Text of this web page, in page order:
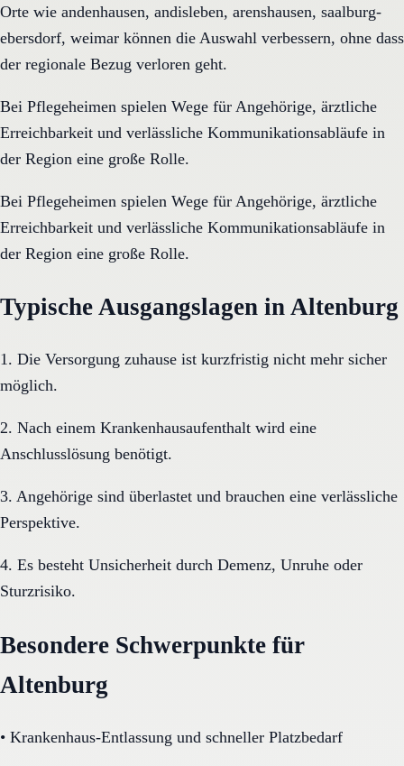
Orte wie andenhausen, andisleben, arenshausen, saalburg-
ebersdorf, weimar können die Auswahl verbessern, ohne dass
der regionale Bezug verloren geht.
Bei Pflegeheimen spielen Wege für Angehörige, ärztliche
Erreichbarkeit und verlässliche Kommunikationsabläufe in
der Region eine große Rolle.
Bei Pflegeheimen spielen Wege für Angehörige, ärztliche
Erreichbarkeit und verlässliche Kommunikationsabläufe in
der Region eine große Rolle.
Typische Ausgangslagen in Altenburg
1. Die Versorgung zuhause ist kurzfristig nicht mehr sicher
möglich.
2. Nach einem Krankenhausaufenthalt wird eine
Anschlusslösung benötigt.
3. Angehörige sind überlastet und brauchen eine verlässliche
Perspektive.
4. Es besteht Unsicherheit durch Demenz, Unruhe oder
Sturzrisiko.
Besondere Schwerpunkte für
Altenburg
• Krankenhaus-Entlassung und schneller Platzbedarf